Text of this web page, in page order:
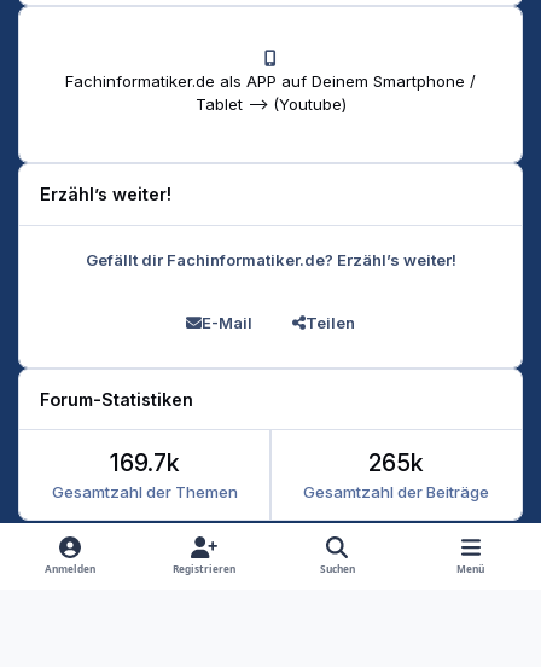
Fachinformatiker.de als APP auf Deinem Smartphone /
Tablet --> (Youtube)
Erzähl’s weiter!
Gefällt dir Fachinformatiker.de? Erzähl’s weiter!
E-Mail Teilen
Forum-Statistiken
Gesamtzahl der Themen
169.7k
Gesamtzahl der Beiträge
265k
Heller Modus
Dunkler Modus
Systemeinstellung
Anmelden Registrieren Suchen Menü